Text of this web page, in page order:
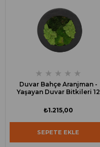
★ ★ ★ ★ ★
Duvar Bahçe Aranjman -
Yaşayan Duvar Bitkileri 12
₺1.215,00
SEPETE EKLE